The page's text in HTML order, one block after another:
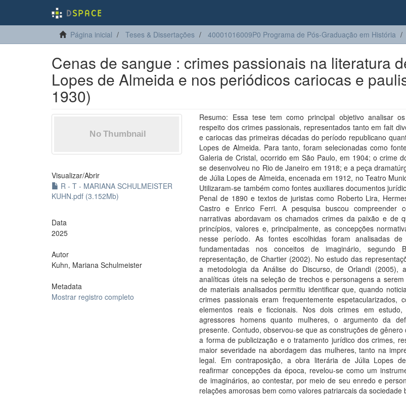
Página inicial Teses & Dissertações 40001016009P0 Programa de Pós-Graduação em História
Cenas de sangue : crimes passionais na literatura
Lopes de Almeida e nos periódicos cariocas e
1930)
Visualizar/Abrir
R - T - MARIANA SCHULMEISTER
KUHN.pdf (3.152Mb)
Data
2025
Autor
Kuhn, Mariana Schulmeister
Metadata
Mostrar registro completo
Resumo: Essa tese tem como principal objetivo analisar
respeito dos crimes passionais, representados tanto em fait
e cariocas das primeiras décadas do período republicano
Lopes de Almeida. Para tanto, foram selecionadas como
Galeria de Cristal, ocorrido em São Paulo, em 1904; o crime
se desenvolveu no Rio de Janeiro em 1918; e a peça
de Júlia Lopes de Almeida, encenada em 1912, no Teatro
Utilizaram-se também como fontes auxiliares documentos
Penal de 1890 e textos de juristas como Roberto Lira,
Castro e Enrico Ferri. A pesquisa buscou compreender
narrativas abordavam os chamados crimes da paixão e de
princípios, valores e, principalmente, as concepções
nesse período. As fontes escolhidas foram analisadas
fundamentadas nos conceitos de imaginário, segundo
representação, de Chartier (2002). No estudo das
a metodologia da Análise do Discurso, de Orlandi (2005),
analíticas úteis na seleção de trechos e personagens a
de materiais analisados permitiu identificar que, quando
crimes passionais eram frequentemente espetacularizados,
elementos reais e ficcionais. Nos dois crimes em
agressores homens quanto mulheres, o argumento da
presente. Contudo, observou-se que as construções de gênero
a forma de publicização e o tratamento jurídico dos crimes,
maior severidade na abordagem das mulheres, tanto na
legal. Em contraposição, a obra literária de Júlia Lopes
reafirmar concepções da época, revelou-se como um
de imaginários, ao contestar, por meio de seu enredo e
relações amorosas bem como valores patriarcais da sociedade